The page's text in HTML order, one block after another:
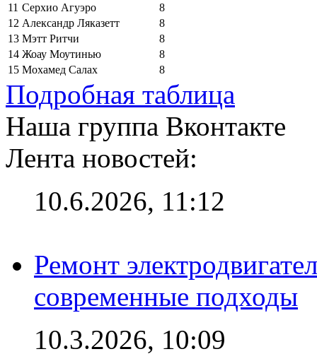
11 Серхио Агуэро
8
12 Александр Ляказетт
8
13 Мэтт Ритчи
8
14 Жоау Моутинью
8
15 Мохамед Салах 8
Подробная таблица
Наша группа Вконтакте
Лента новостей:
10.6.2026, 11:12
Ремонт
современные подходы
10.3.2026, 10:09